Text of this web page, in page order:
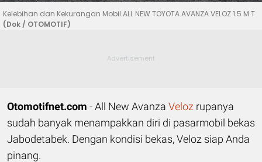
Kelebihan dan Kekurangan Mobil ALL NEW TOYOTA AVANZA VELOZ 1.5 M.T
(Dok / OTOMOTIF)
Otomotifnet.com - All New Avanza Veloz rupanya
sudah banyak menampakkan diri di pasarmobil bekas
Jabodetabek. Dengan kondisi bekas, Veloz siap Anda
pinang.